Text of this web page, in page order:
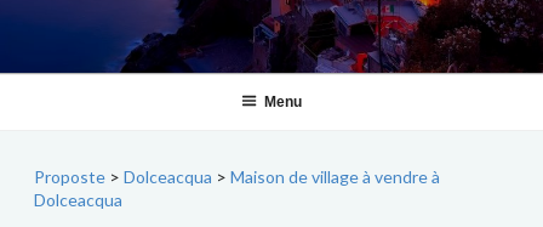
Menu
Proposte > Dolceacqua > Maison de village à vendre à
Dolceacqua